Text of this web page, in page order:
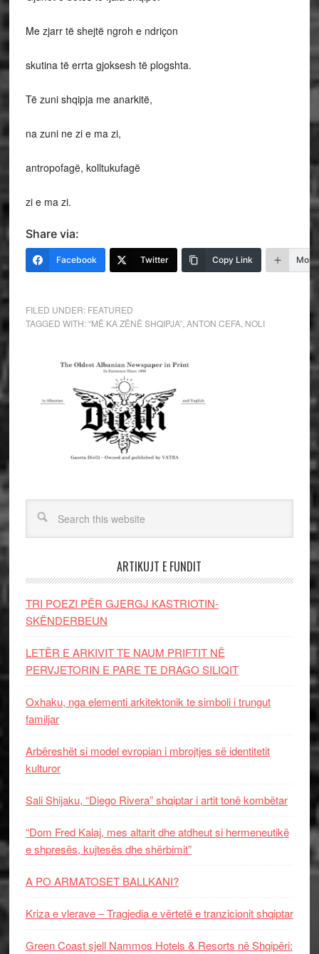
Me zjarr të shejtë ngroh e ndriçon
skutina të errta gjoksesh të plogshta.
Të zuni shqipja me anarkitë,
na zuni ne zi e ma zi,
antropofagë, kolltukufagë
zi e ma zi.
Share via:
Facebook Twitter Copy Link More
FILED UNDER: FEATURED
TAGGED WITH:“MË KA ZËNË SHQIPJA”, ANTON CEFA, NOLI
ARTIKUJT E FUNDIT
TRI POEZI PËR GJERGJ KASTRIOTIN-
SKËNDERBEUN
LETËR E ARKIVIT TE NAUM PRIFTIT NË
PERVJETORIN E PARE TE DRAGO SILIQIT
Oxhaku, nga elementi arkitektonik te simboli i trungut
familjar
Arbëreshët si model evropian i mbrojtjes së identitetit
kulturor
Sali Shijaku, “Diego Rivera” shqiptar i artit tonë kombëtar
“Dom Fred Kalaj, mes altarit dhe atdheut si hermeneutikë
e shpresës, kujtesës dhe shërbimit”
A PO ARMATOSET BALLKANI?
Kriza e vlerave – Tragjedia e vërtetë e tranzicionit shqiptar
Green Coast sjell Nammos Hotels & Resorts në Shqipëri: